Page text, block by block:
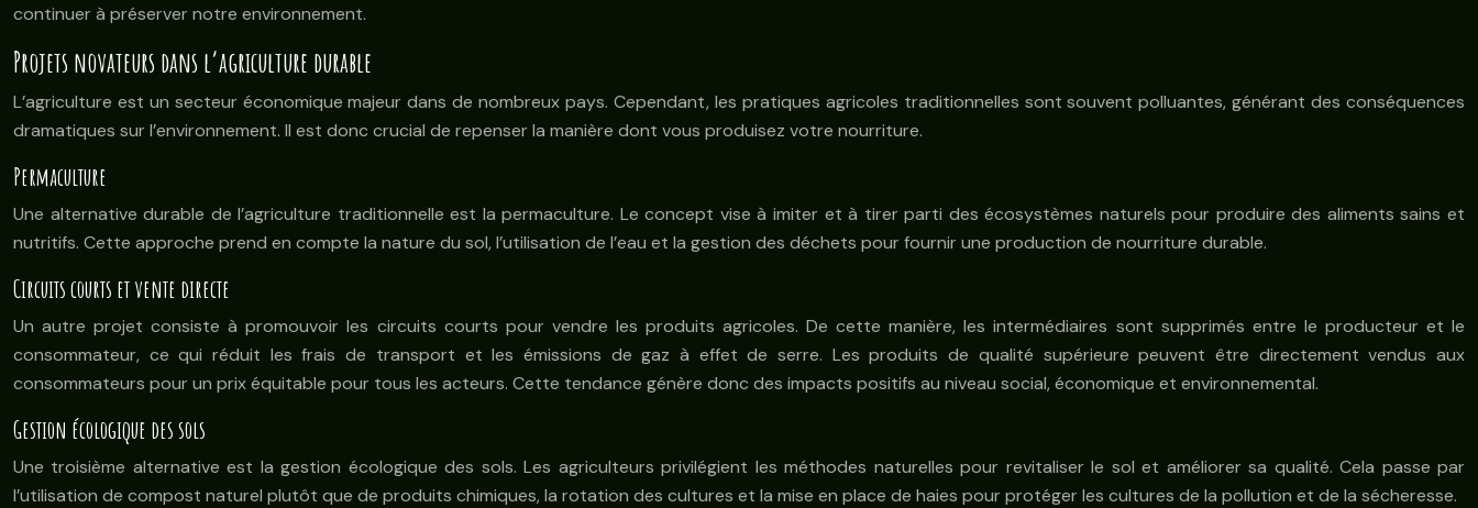
continuer à préserver notre environnement.
Projets novateurs dans l’agriculture durable
L’agriculture est un secteur économique majeur dans de nombreux pays. Cependant, les pratiques agricoles traditionnelles sont souvent polluantes, générant des conséquences
dramatiques sur l’environnement. Il est donc crucial de repenser la manière dont vous produisez votre nourriture.
Permaculture
Une alternative durable de l’agriculture traditionnelle est la permaculture. Le concept vise à imiter et à tirer parti des écosystèmes naturels pour produire des aliments sains et
nutritifs. Cette approche prend en compte la nature du sol, l’utilisation de l’eau et la gestion des déchets pour fournir une production de nourriture durable.
Circuits courts et vente directe
Un autre projet consiste à promouvoir les circuits courts pour vendre les produits agricoles. De cette manière, les intermédiaires sont supprimés entre le producteur et le
consommateur, ce qui réduit les frais de transport et les émissions de gaz à effet de serre. Les produits de qualité supérieure peuvent être directement vendus aux
consommateurs pour un prix équitable pour tous les acteurs. Cette tendance génère donc des impacts positifs au niveau social, économique et environnemental.
Gestion écologique des sols
Une troisième alternative est la gestion écologique des sols. Les agriculteurs privilégient les méthodes naturelles pour revitaliser le sol et améliorer sa qualité. Cela passe par
l’utilisation de compost naturel plutôt que de produits chimiques, la rotation des cultures et la mise en place de haies pour protéger les cultures de la pollution et de la sécheresse.